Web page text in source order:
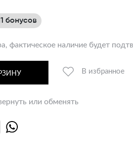
бонусов
фактическое наличие будет
В избранное
или обменять